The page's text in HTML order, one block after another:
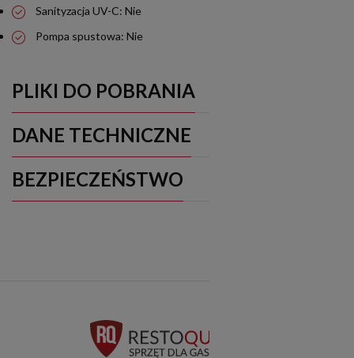
Sanityzacja UV-C: Nie
Pompa spustowa: Nie
PLIKI DO POBRANIA
DANE TECHNICZNE
BEZPIECZEŃSTWO